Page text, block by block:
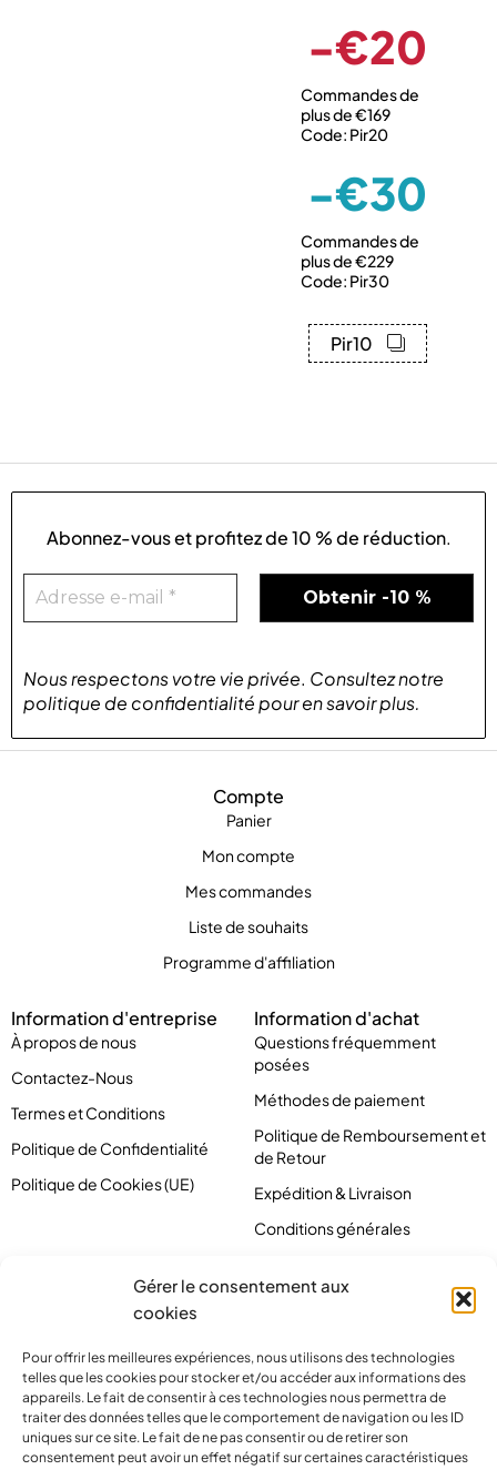
Gérer le consentement aux
cookies
Pour offrir les meilleures expériences, nous utilisons des technologies
telles que les cookies pour stocker et/ou accéder aux informations des
appareils. Le fait de consentir à ces technologies nous permettra de
traiter des données telles que le comportement de navigation ou les ID
uniques sur ce site. Le fait de ne pas consentir ou de retirer son
consentement peut avoir un effet négatif sur certaines caractéristiques
-€20
Commandes de
plus de €169
Code: Pir20
-€30
Commandes de
plus de €229
Code: Pir30
Pir10
Compte
Panier
Mon compte
Mes commandes
Liste de souhaits
Programme d'affiliation
Information d'entreprise
À propos de nous
Contactez-Nous
Termes et Conditions
Politique de Confidentialité
Politique de Cookies (UE)
Information d'achat
Questions fréquemment
posées
Méthodes de paiement
Politique de Remboursement et
de Retour
Expédition & Livraison
Conditions générales
Abonnez-vous et profitez de10 % de réduction.
Nous respectons votre vie privée. Consultez notre
politique de confidentialitépouren savoir plus.